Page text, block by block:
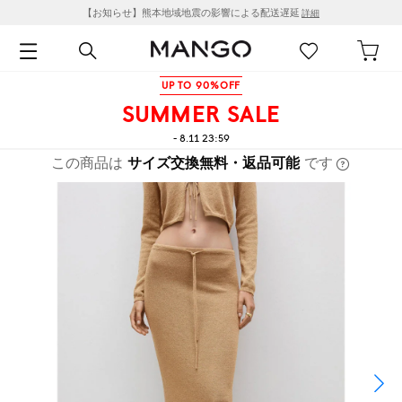
【お知らせ】熊本地域地震の影響による配送遅延 詳細
UP TO 90%OFF
SUMMER SALE
- 8.11 23:59
この商品は サイズ交換無料・返品可能 です